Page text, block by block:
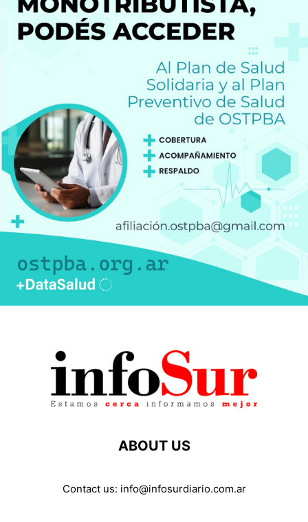
ABOUT US
Contact us: info@infosurdiario.com.ar